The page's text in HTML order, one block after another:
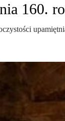
160.